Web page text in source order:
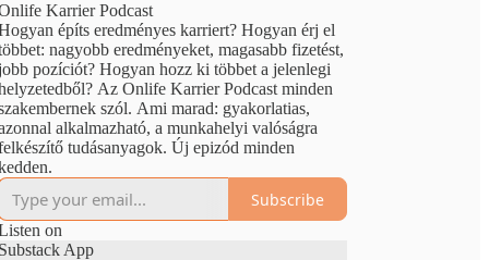
Karrier Podcast
építs eredményes karriert? Hogyan érj el
nagyobb eredményeket, magasabb fizetést,
pozíciót? Hogyan hozz ki többet a jelenlegi
Az Onlife Karrier Podcast minden
szól. Ami marad: gyakorlatias,
alkalmazható, a munkahelyi valóságra
tudásanyagok. Új epizód minden
Subscribe
on
App